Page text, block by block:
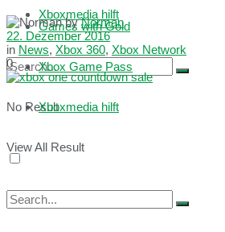
Xboxmedia hilft
No Result
View All Result
Games with Gold
Xbox Game Pass
Xboxmedia hilft
by Norman
22. Dezember 2016
in News, Xbox 360, Xbox Network
0